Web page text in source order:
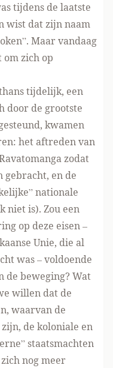
tijdens de laatste
wist dat zijn naam
Maar vandaag
zich op
tijdelijk, een
door de grootste
kwamen
het aftreden van
zodat
en de
nationale
niet is). Zou een
op deze eisen –
Unie, die al
was – voldoende
de beweging? Wat
willen dat de
waarvan de
de koloniale en
staatsmachten
nog meer